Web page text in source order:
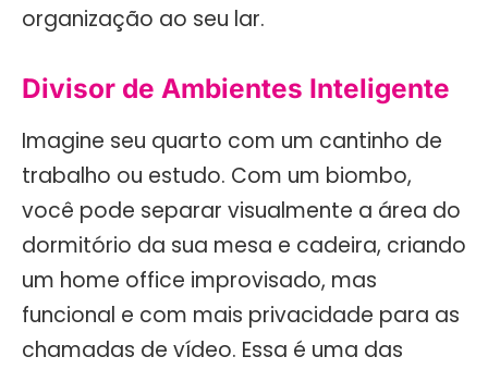
organização ao seu lar.
Divisor de Ambientes Inteligente
Imagine seu quarto com um cantinho de
trabalho ou estudo. Com um biombo,
você pode separar visualmente a área do
dormitório da sua mesa e cadeira, criando
um home office improvisado, mas
funcional e com mais privacidade para as
chamadas de vídeo. Essa é uma das